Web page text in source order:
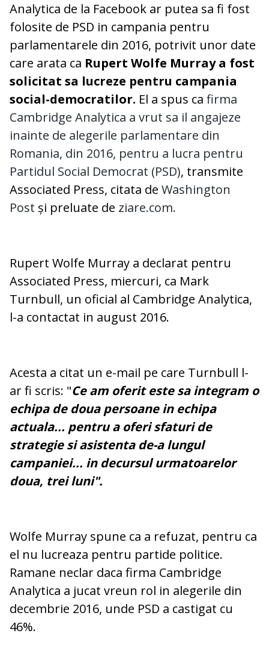
Analytica de la Facebook ar putea sa fi fost
folosite de PSD in campania pentru
parlamentarele din 2016, potrivit unor date
care arata ca Rupert Wolfe Murray a fost
solicitat sa lucreze pentru campania
social-democratilor. El a spus ca firma
Cambridge Analytica a vrut sa il angajeze
inainte de alegerile parlamentare din
Romania, din 2016, pentru a lucra pentru
Partidul Social Democrat (PSD), transmite
Associated Press, citata de Washington
Post și preluate de ziare.com.
Rupert Wolfe Murray a declarat pentru
Associated Press, miercuri, ca Mark
Turnbull, un oficial al Cambridge Analytica,
l-a contactat in august 2016.
Acesta a citat un e-mail pe care Turnbull l-
ar fi scris: "Ce am oferit este sa integram o
echipa de doua persoane in echipa
actuala... pentru a oferi sfaturi de
strategie si asistenta de-a lungul
campaniei... in decursul urmatoarelor
doua, trei luni".
Wolfe Murray spune ca a refuzat, pentru ca
el nu lucreaza pentru partide politice.
Ramane neclar daca firma Cambridge
Analytica a jucat vreun rol in alegerile din
decembrie 2016, unde PSD a castigat cu
46%.